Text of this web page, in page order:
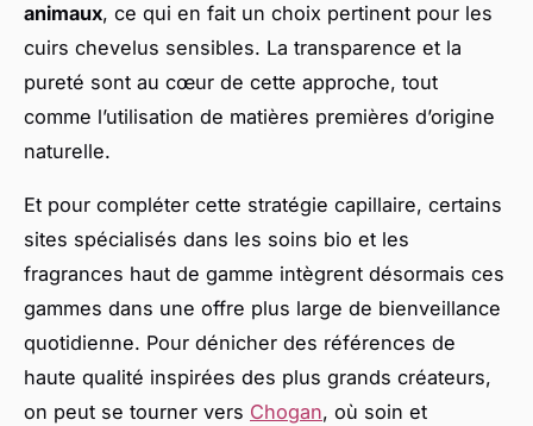
animaux, ce qui en fait un choix pertinent pour les
cuirs chevelus sensibles. La transparence et la
pureté sont au cœur de cette approche, tout
comme l’utilisation de matières premières d’origine
naturelle.
Et pour compléter cette stratégie capillaire, certains
sites spécialisés dans les soins bio et les
fragrances haut de gamme intègrent désormais ces
gammes dans une offre plus large de bienveillance
quotidienne. Pour dénicher des références de
haute qualité inspirées des plus grands créateurs,
on peut se tourner vers Chogan, où soin et